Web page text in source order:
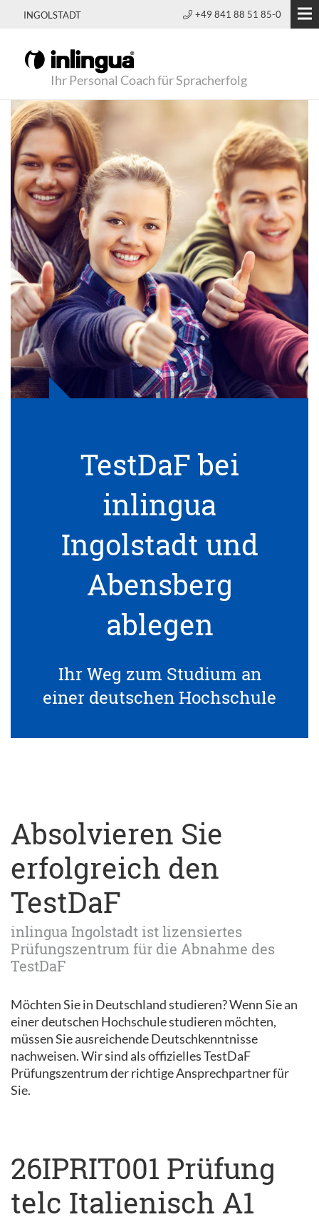
INGOLSTADT +49 841 88 51 85-0
Ihr Personal Coach für Spracherfolg
TestDaF bei
inlingua
Ingolstadt und
Abensberg
ablegen
Ihr Weg zum Studium an
einer deutschen Hochschule
Absolvieren Sie
erfolgreich den
TestDaF
inlingua Ingolstadt ist lizensiertes
Prüfungszentrum für die Abnahme des
TestDaF
Möchten Sie in Deutschland studieren? Wenn Sie an
einer deutschen Hochschule studieren möchten,
müssen Sie ausreichende Deutschkenntnisse
nachweisen. Wir sind als offizielles TestDaF
Prüfungszentrum der richtige Ansprechpartner für
Sie.
26IPRIT001 Prüfung
telc Italienisch A1